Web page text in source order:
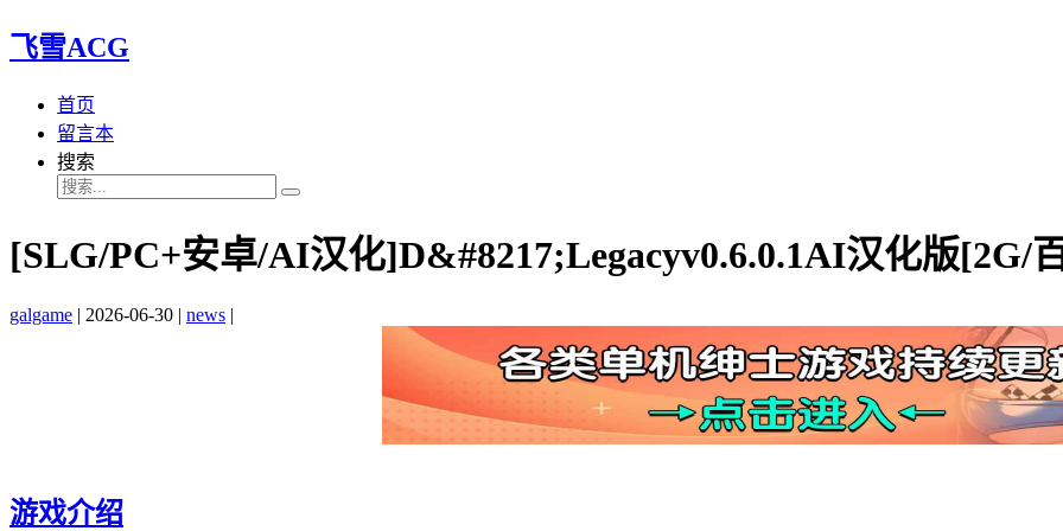
飞雪ACG
首页
留言本
搜索
[SLG/PC+安卓/AI汉化]D&#8217;Legacyv0.6.0.1AI汉化版[2G/
galgame | 2026-06-30 | news |
游戏介绍